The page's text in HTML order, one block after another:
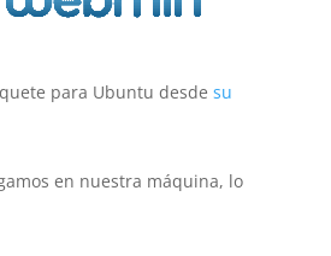
para Ubuntu desde su
en nuestra máquina, lo